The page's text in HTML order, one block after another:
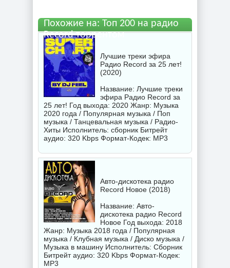
Похожие на: Топ 200 на радио
Record торрентом
Лучшие треки эфира
Радио Record за 25 лет!
(2020)
Название: Лучшие треки
эфира Радио Record за
25 лет! Год выхода: 2020 Жанр: Музыка
2020 года / Популярная музыка / Поп
музыка / Танцевальная музыка / Радио-
Хиты Исполнитель: сборник Битрейт
аудио: 320 Kbps Формат-Кодек: MP3
Авто-дискотека радио
Record Новое (2018)
Название: Авто-
дискотека радио Record
Новое Год выхода: 2018
Жанр: Музыка 2018 года / Популярная
музыка / Клубная музыка / Диско музыка /
Музыка в машину Исполнитель: Сборник
Битрейт аудио: 320 Kbps Формат-Кодек:
MP3